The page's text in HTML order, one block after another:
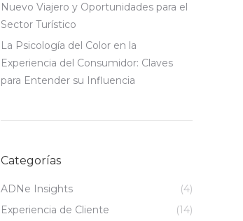
Nuevo Viajero y Oportunidades para el
Sector Turístico
La Psicología del Color en la
Experiencia del Consumidor: Claves
para Entender su Influencia
Categorías
ADNe Insights
(4)
Experiencia de Cliente
(14)